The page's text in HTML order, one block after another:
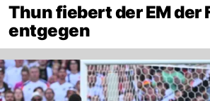
Thun fiebert der EM der
entgegen